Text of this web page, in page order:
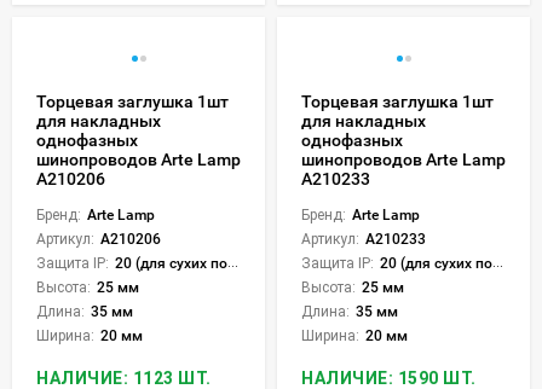
Торцевая заглушка 1шт
для накладных
однофазных
шинопроводов Arte Lamp
A210206
Бренд: Arte Lamp
Артикул: A210206
Защита IP: 20 (для сухих пом.)
Высота: 25 мм
Длина: 35 мм
Ширина: 20 мм
НАЛИЧИЕ: 1123 ШТ.
Торцевая заглушка 1шт
для накладных
однофазных
шинопроводов Arte Lamp
A210233
Бренд: Arte Lamp
Артикул: A210233
Защита IP: 20 (для сухих пом.)
Высота: 25 мм
Длина: 35 мм
Ширина: 20 мм
НАЛИЧИЕ: 1590 ШТ.